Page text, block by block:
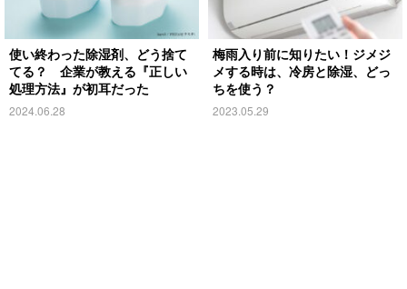
使い終わった除湿剤、どう捨て
てる？ 企業が教える『正しい
処理方法』が初耳だった
2024.06.28
梅雨入り前に知りたい！ジメジ
メする時は、冷房と除湿、どっ
ちを使う？
2023.05.29